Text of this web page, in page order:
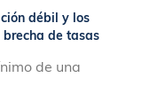
débil y los
brecha de tasas
de una